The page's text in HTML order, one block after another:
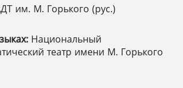
им. М. Горького (рус.)
Национальный
театр имени М. Горького